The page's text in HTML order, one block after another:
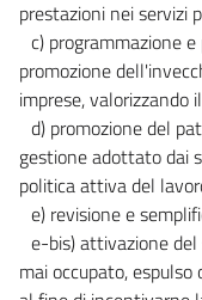
prestazioni nei servizi
c) programmazione
promozione
imprese,
d) promozione del
gestione adottato dai
politica attiva del
e) revisione e
e-bis) attivazione
mai occupato,